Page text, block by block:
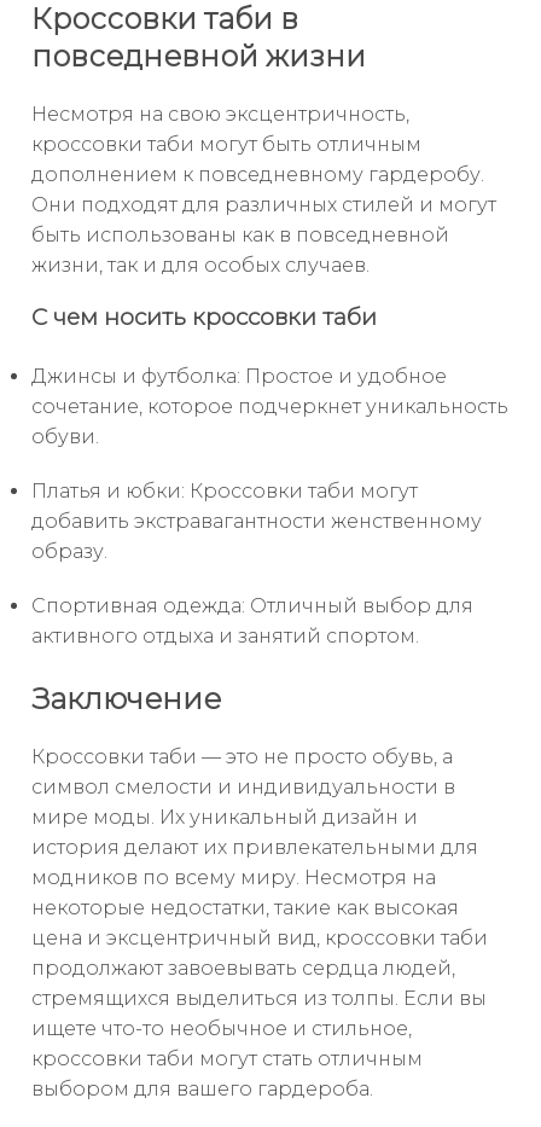
Кроссовки таби в
повседневной жизни
Несмотря на свою эксцентричность,
кроссовки таби могут быть отличным
дополнением к повседневному гардеробу.
Они подходят для различных стилей и могут
быть использованы как в повседневной
жизни, так и для особых случаев.
С чем носить кроссовки таби
Джинсы и футболка: Простое и удобное
сочетание, которое подчеркнет уникальность
обуви.
Платья и юбки: Кроссовки таби могут
добавить экстравагантности женственному
образу.
Спортивная одежда: Отличный выбор для
активного отдыха и занятий спортом.
Заключение
Кроссовки таби — это не просто обувь, а
символ смелости и индивидуальности в
мире моды. Их уникальный дизайн и
история делают их привлекательными для
модников по всему миру. Несмотря на
некоторые недостатки, такие как высокая
цена и эксцентричный вид, кроссовки таби
продолжают завоевывать сердца людей,
стремящихся выделиться из толпы. Если вы
ищете что-то необычное и стильное,
кроссовки таби могут стать отличным
выбором для вашего гардероба.